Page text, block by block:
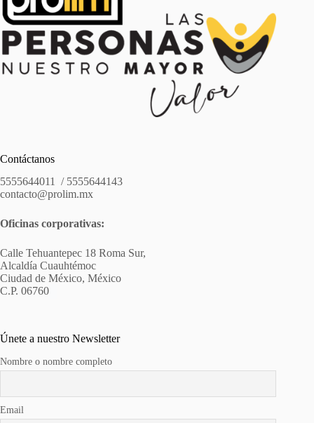
Contáctanos
5555644011 / 5555644143
contacto@prolim.mx
Oficinas corporativas:
Calle Tehuantepec 18 Roma Sur,
Alcaldía Cuauhtémoc
Ciudad de México, México
C.P. 06760
Únete a nuestro Newsletter
Nombre o nombre completo
Email